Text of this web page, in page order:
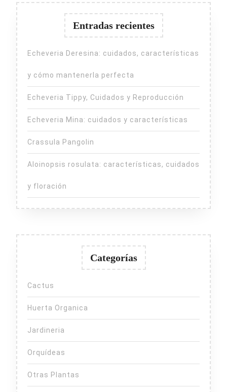
Entradas recientes
Echeveria Deresina: cuidados, características
y cómo mantenerla perfecta
Echeveria Tippy, Cuidados y Reproducción
Echeveria Mina: cuidados y características
Crassula Pangolin
Aloinopsis rosulata: características, cuidados
y floración
Categorías
Cactus
Huerta Organica
Jardineria
Orquídeas
Otras Plantas